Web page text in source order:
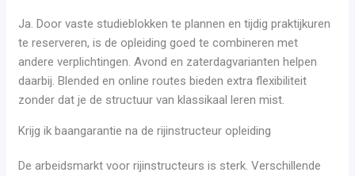
Ja. Door vaste studieblokken te plannen en tijdig praktijkuren
te reserveren, is de opleiding goed te combineren met
andere verplichtingen. Avond en zaterdagvarianten helpen
daarbij. Blended en online routes bieden extra flexibiliteit
zonder dat je de structuur van klassikaal leren mist.
Krijg ik baangarantie na de rijinstructeur opleiding
De arbeidsmarkt voor rijinstructeurs is sterk. Verschillende